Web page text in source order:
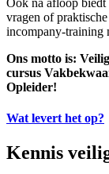
vragen of
incompany-training
Ons motto is:
cursus
Opleider!
Wat levert het op?
Kennis